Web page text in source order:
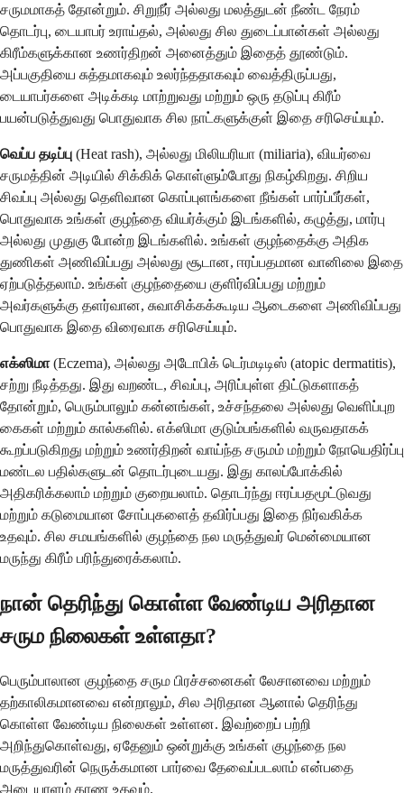
சருமமாகத் தோன்றும். சிறுநீர் அல்லது மலத்துடன் நீண்ட நேரம்
தொடர்பு, டையாபர் உராய்தல், அல்லது சில துடைப்பான்கள் அல்லது
கிரீம்களுக்கான உணர்திறன் அனைத்தும் இதைத் தூண்டும்.
அப்பகுதியை சுத்தமாகவும் உலர்ந்ததாகவும் வைத்திருப்பது,
டையாபர்களை அடிக்கடி மாற்றுவது மற்றும் ஒரு தடுப்பு கிரீம்
பயன்படுத்துவது பொதுவாக சில நாட்களுக்குள் இதை சரிசெய்யும்.
வெப்ப தடிப்பு (Heat rash), அல்லது மிலியரியா (miliaria), வியர்வை
சருமத்தின் அடியில் சிக்கிக் கொள்ளும்போது நிகழ்கிறது. சிறிய
சிவப்பு அல்லது தெளிவான கொப்புளங்களை நீங்கள் பார்ப்பீர்கள்,
பொதுவாக உங்கள் குழந்தை வியர்க்கும் இடங்களில், கழுத்து, மார்பு
அல்லது முதுகு போன்ற இடங்களில். உங்கள் குழந்தைக்கு அதிக
துணிகள் அணிவிப்பது அல்லது சூடான, ஈரப்பதமான வானிலை இதை
ஏற்படுத்தலாம். உங்கள் குழந்தையை குளிர்விப்பது மற்றும்
அவர்களுக்கு தளர்வான, சுவாசிக்கக்கூடிய ஆடைகளை அணிவிப்பது
பொதுவாக இதை விரைவாக சரிசெய்யும்.
எக்ஸிமா(Eczema), அல்லது அடோபிக் டெர்மடிடிஸ் (atopic dermatitis),
சற்று நீடித்தது. இது வறண்ட, சிவப்பு, அரிப்புள்ள திட்டுகளாகத்
தோன்றும், பெரும்பாலும் கன்னங்கள், உச்சந்தலை அல்லது வெளிப்புற
கைகள் மற்றும் கால்களில். எக்ஸிமா குடும்பங்களில் வருவதாகக்
கூறப்படுகிறது மற்றும் உணர்திறன் வாய்ந்த சருமம் மற்றும் நோயெதிர்ப்பு
மண்டல பதில்களுடன் தொடர்புடையது. இது காலப்போக்கில்
அதிகரிக்கலாம் மற்றும் குறையலாம். தொடர்ந்து ஈரப்பதமூட்டுவது
மற்றும் கடுமையான சோப்புகளைத் தவிர்ப்பது இதை நிர்வகிக்க
உதவும். சில சமயங்களில் குழந்தை நல மருத்துவர் மென்மையான
மருந்து கிரீம் பரிந்துரைக்கலாம்.
நான் தெரிந்து கொள்ள வேண்டிய அரிதான
சரும நிலைகள் உள்ளதா?
பெரும்பாலான குழந்தை சரும பிரச்சனைகள் லேசானவை மற்றும்
தற்காலிகமானவை என்றாலும், சில அரிதான ஆனால் தெரிந்து
கொள்ள வேண்டிய நிலைகள் உள்ளன. இவற்றைப் பற்றி
அறிந்துகொள்வது, ஏதேனும் ஒன்றுக்கு உங்கள் குழந்தை நல
மருத்துவரின் நெருக்கமான பார்வை தேவைப்படலாம் என்பதை
அடையாளம் காண உதவும்.